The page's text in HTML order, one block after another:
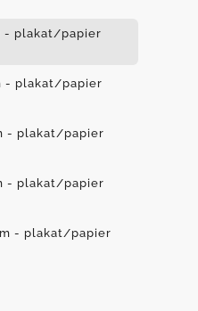
- plakat/papier
- plakat/papier
- plakat/papier
- plakat/papier
- plakat/papier